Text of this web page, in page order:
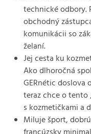
technické odbory.
obchodný
komunikácii so
želaní.
Jej cesta ku
Ako dlhoročná
GERnétic doslova
teraz chce o tento
s kozmetičkami a
Miluje šport,